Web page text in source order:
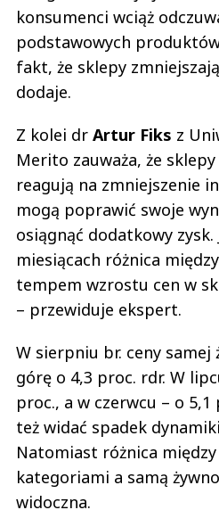
konsumenci wciąż
podstawowych
fakt, że sklepy
dodaje.
Z kolei dr Artur Fiks z
Merito zauważa, że
reagują na zmniejszenie
mogą poprawić swoje
osiągnąć dodatkowy zysk.
miesiącach różnica
tempem wzrostu cen w
– przewiduje ekspert.
W sierpniu br. ceny samej
górę o 4,3 proc. rdr. W
proc., a w czerwcu – o
też widać spadek
Natomiast różnica
kategoriami a samą
widoczna.